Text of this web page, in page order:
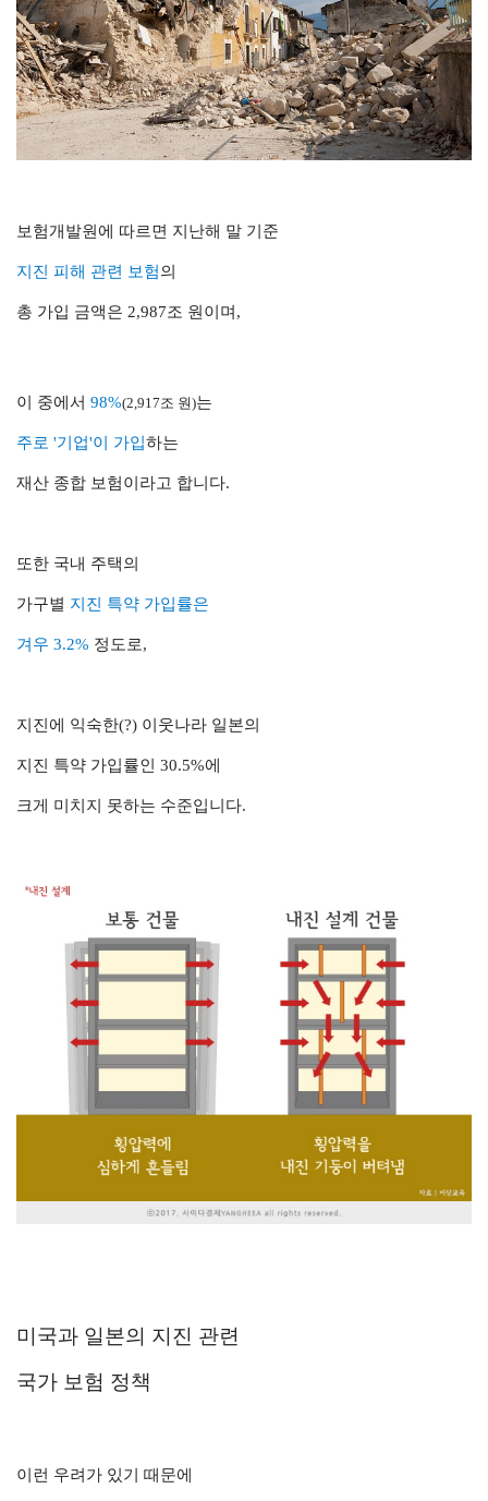
보험개발원에 따르면 지난해 말 기준
지진 피해 관련 보험의
총 가입 금액은 2,987조 원이며,
이 중에서 98%(2,917조 원)는
주로 '기업'이 가입하는
재산 종합 보험이라고 합니다.
또한 국내 주택의
가구별 지진 특약 가입률은
겨우 3.2% 정도로,
지진에 익숙한(?) 이웃나라 일본의
지진 특약 가입률인 30.5%에
크게 미치지 못하는 수준입니다.
미국과 일본의 지진 관련
국가 보험 정책
이런 우려가 있기 때문에